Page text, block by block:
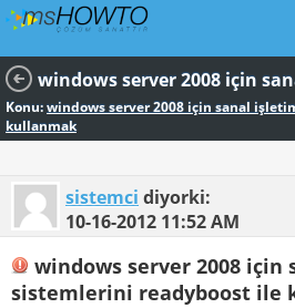
Konu:windows server 2008 için sanal
kullanmak
sistemci diyorki:
10-16-2012 11:52 AM
windows server 2008 için
sistemlerini readyboost ile